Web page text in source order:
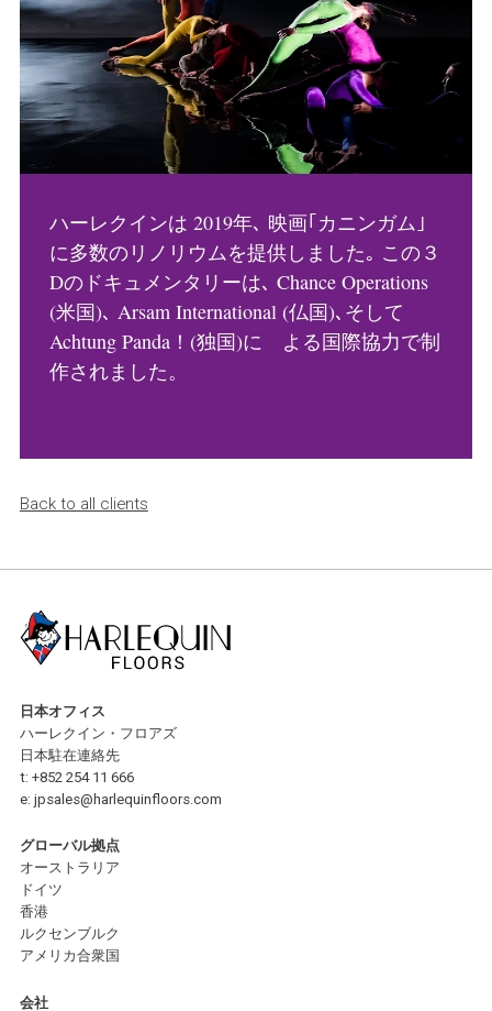
ハーレクインは 2019年､ 映画｢カニンガム｣
に多数のリノリウムを提供しました｡ この３
Dのドキュメンタリーは､ Chance Operations
(米国)､ Arsam International (仏国)､そして
Achtung Panda！(独国)に よる国際協力で制
作されました。
Back to all clients
日本オフィス
ハーレクイン・フロアズ
日本駐在連絡先
t: +852 254 11 666
e: jpsales@harlequinfloors.com
グローバル拠点
オーストラリア
ドイツ
香港
ルクセンブルク
アメリカ合衆国
会社